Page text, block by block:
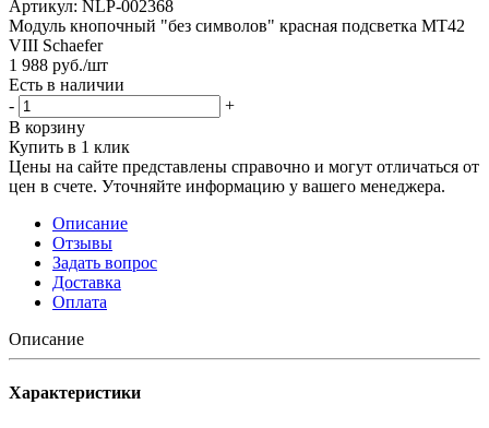
Артикул: NLP-002368
Модуль кнопочный "без символов" красная подсветка MT42
VIII Schaefer
1 988 руб./шт
Есть в наличии
-
+
В корзину
Купить в 1 клик
Цены на сайте представлены справочно и могут отличаться от
цен в счете. Уточняйте информацию у вашего менеджера.
Описание
Отзывы
Задать вопрос
Доставка
Оплата
Описание
Характеристики